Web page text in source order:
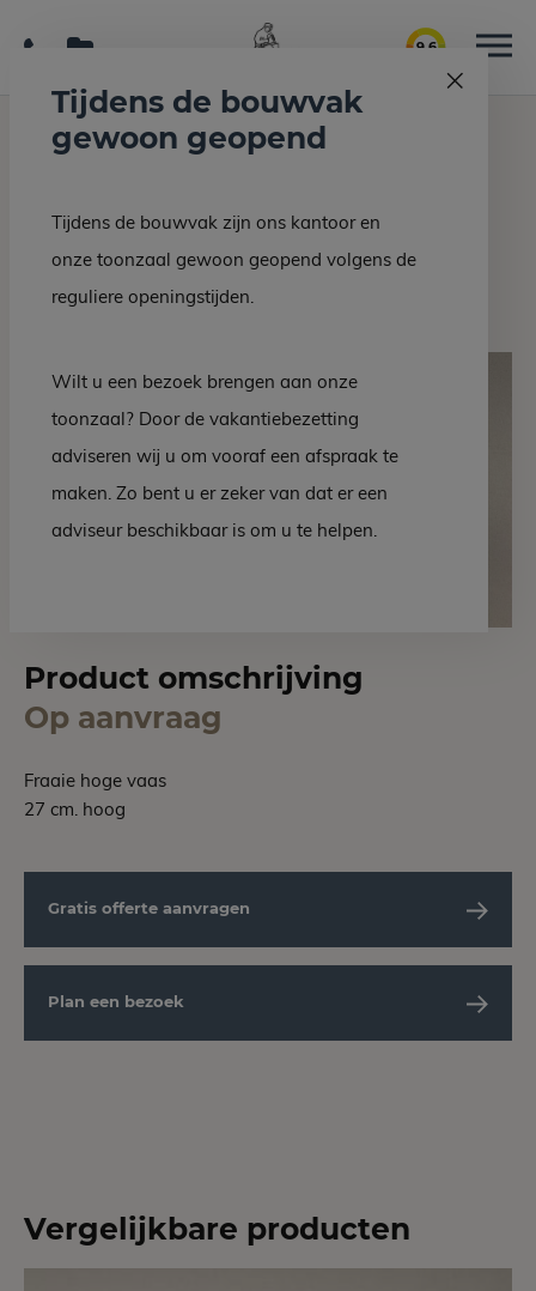
9.6
Home Grafmonumenten Hoge vaas
Hoge vaas
Product omschrijving
Op aanvraag
Fraaie hoge vaas
27 cm. hoog
Gratis offerte aanvragen
Plan een bezoek
Vergelijkbare producten
Tijdens de bouwvak
gewoon geopend
Tijdens de bouwvak zijn ons kantoor en
onze toonzaal gewoon geopend volgens de
reguliere openingstijden.
Wilt u een bezoek brengen aan onze
toonzaal? Door de vakantiebezetting
adviseren wij u om vooraf een afspraak te
maken. Zo bent u er zeker van dat er een
adviseur beschikbaar is om u te helpen.